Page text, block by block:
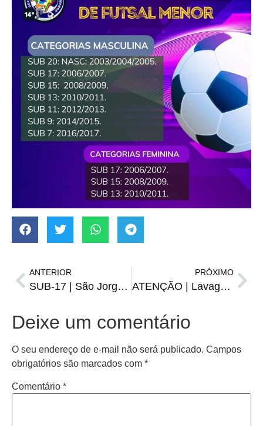
ANTERIOR
SUB-17 | São Jorge conquista título em Nova Esperança
PRÓXIMO
ATENÇÃO | Lavagem da ETA vai causar falta de água, avisa Corsan
Deixe um comentário
O seu endereço de e-mail não será publicado. Campos
obrigatórios são marcados com *
Comentário *